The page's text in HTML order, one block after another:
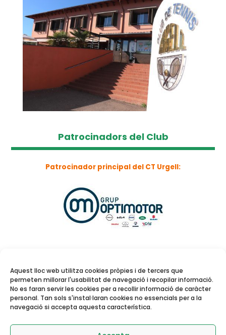
Aquest lloc web utilitza cookies pròpies i de tercers que
permeten millorar l'usabilitat de navegació i recopilar informació.
No es faran servir les cookies per a recollir informació de caràcter
personal. Tan sols s'instal·laran cookies no essencials per a la
navegació si accepta aquesta característica.
Patrocinadors del Club
Patrocinador principal del CT Urgell: